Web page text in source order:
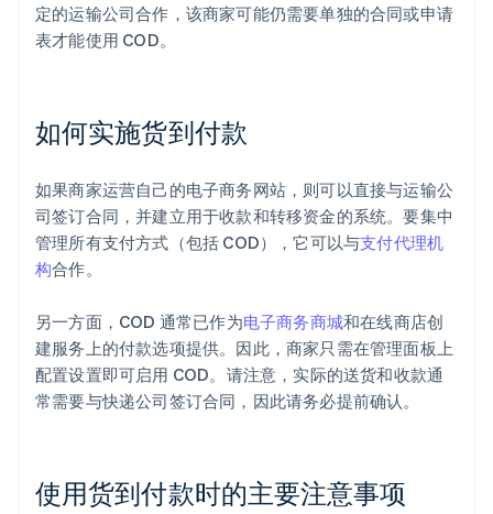
定的运输公司合作，该商家可能仍需要单独的合同或申请
表才能使用 COD。
如何实施货到付款
如果商家运营自己的电子商务网站，则可以直接与运输公
司签订合同，并建立用于收款和转移资金的系统。要集中
管理所有支付方式（包括 COD），它可以与支付代理机
构合作。
另一方面，COD 通常已作为电子商务商城和在线商店创
建服务上的付款选项提供。因此，商家只需在管理面板上
配置设置即可启用 COD。请注意，实际的送货和收款通
常需要与快递公司签订合同，因此请务必提前确认。
使用货到付款时的主要注意事项